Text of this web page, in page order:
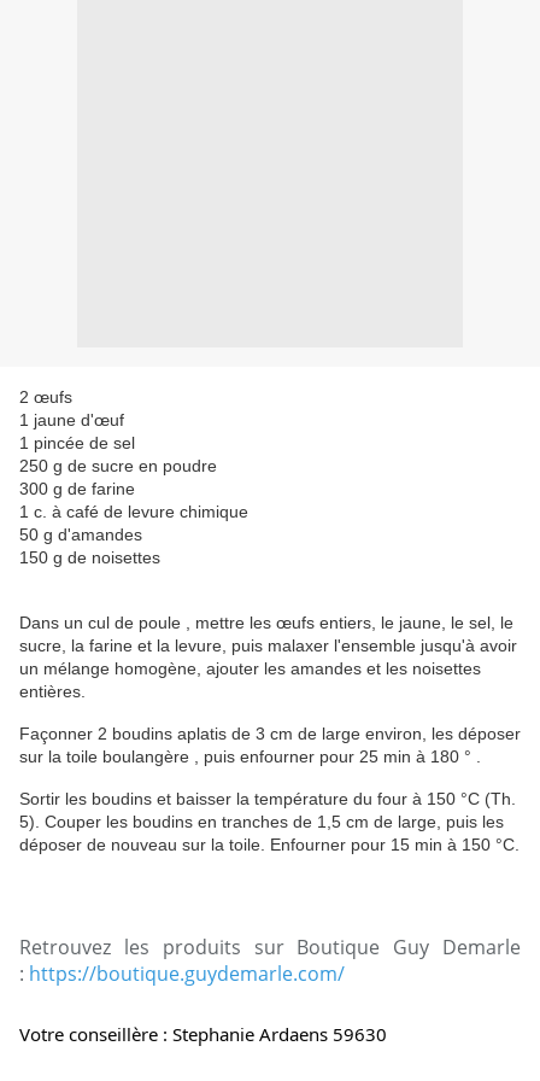
2 œufs
1 jaune d'œuf
1 pincée de sel
250 g de sucre en poudre
300 g de farine
1 c. à café de levure chimique
50 g d'amandes
150 g de noisettes
Dans un cul de poule , mettre les œufs entiers, le jaune, le sel, le
sucre, la farine et la levure, puis malaxer l'ensemble jusqu'à avoir
un mélange homogène, ajouter les amandes et les noisettes
entières.
Façonner 2 boudins aplatis de 3 cm de large environ, les déposer
sur la toile boulangère , puis enfourner pour 25 min à 180 ° .
Sortir les boudins et baisser la température du four à 150 °C (Th.
5). Couper les boudins en tranches de 1,5 cm de large, puis les
déposer de nouveau sur la toile. Enfourner pour 15 min à 150 °C.
Retrouvez les produits sur Boutique Guy Demarle
: https://boutique.guydemarle.com/
Votre conseillère : Stephanie Ardaens 59630